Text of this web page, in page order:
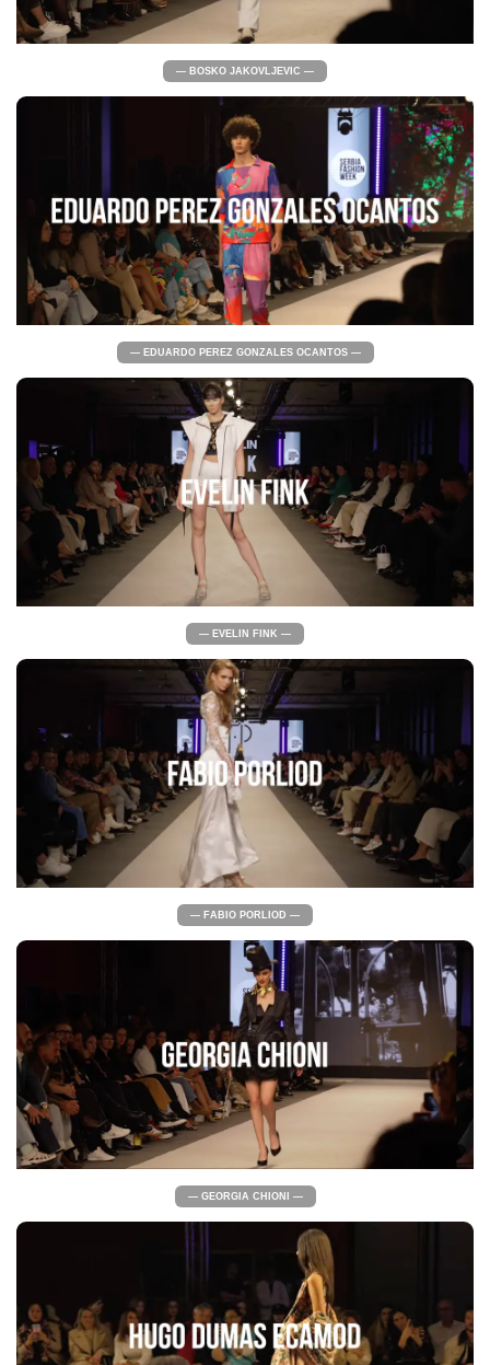
— BOSKO JAKOVLJEVIC —
— EDUARDO PEREZ GONZALES OCANTOS —
— EVELIN FINK —
— FABIO PORLIOD —
— GEORGIA CHIONI —